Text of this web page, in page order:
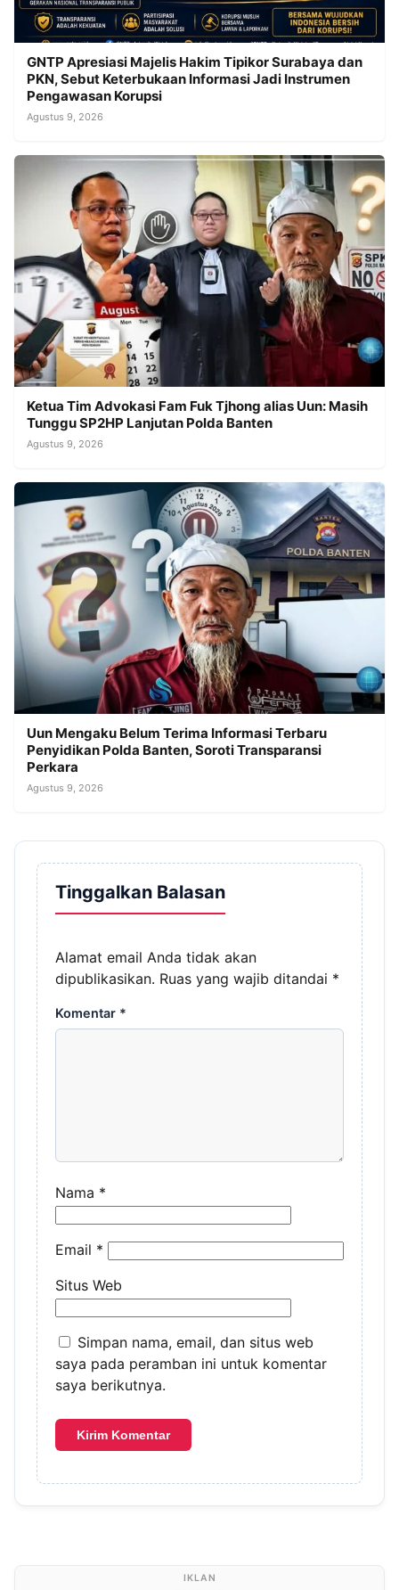
GNTP Apresiasi Majelis Hakim Tipikor Surabaya dan
PKN, Sebut Keterbukaan Informasi Jadi Instrumen
Pengawasan Korupsi
Agustus 9, 2026
Ketua Tim Advokasi Fam Fuk Tjhong alias Uun: Masih
Tunggu SP2HP Lanjutan Polda Banten
Agustus 9, 2026
Uun Mengaku Belum Terima Informasi Terbaru
Penyidikan Polda Banten, Soroti Transparansi
Perkara
Agustus 9, 2026
Tinggalkan Balasan
Alamat email Anda tidak akan
dipublikasikan. Ruas yang wajib ditandai *
Komentar *
Nama *
Email *
Situs Web
Simpan nama, email, dan situs web
saya pada peramban ini untuk komentar
saya berikutnya.